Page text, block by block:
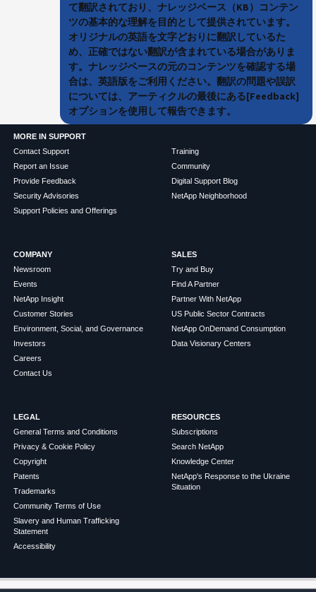
て翻訳されており、ナレッジベース（KB）コンテン
ツの基本的な理解を目的として提供されています。
オリジナルの英語を文字どおりに翻訳しているた
め、正確ではない翻訳が含まれている場合がありま
す。ナレッジベースの元のコンテンツを確認する場
合は、英語版をご利用ください。翻訳の問題や誤訳
については、アーティクルの最後にある[Feedback]
オプションを使用して報告できます。
MORE IN SUPPORT
Contact Support
Report an Issue
Provide Feedback
Security Advisories
Support Policies and Offerings
Training
Community
Digital Support Blog
NetApp Neighborhood
COMPANY
Newsroom
Events
NetApp Insight
Customer Stories
Environment, Social, and Governance
Investors
Careers
Contact Us
SALES
Try and Buy
Find A Partner
Partner With NetApp
US Public Sector Contracts
NetApp OnDemand Consumption
Data Visionary Centers
LEGAL
General Terms and Conditions
Privacy & Cookie Policy
Copyright
Patents
Trademarks
Community Terms of Use
Slavery and Human Trafficking
Statement
Accessibility
RESOURCES
Subscriptions
Search NetApp
Knowledge Center
NetApp's Response to the Ukraine
Situation